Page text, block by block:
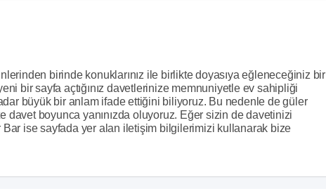
birinde konuklarınız ile birlikte doyasıya eğleneceğiniz bir
bir sayfa açtığınız davetlerinize memnuniyetle ev sahipliği
büyük bir anlam ifade ettiğini biliyoruz. Bu nedenle de güler
boyunca yanınızda oluyoruz. Eğer sizin de davetinizi
ise sayfada yer alan iletişim bilgilerimizi kullanarak bize